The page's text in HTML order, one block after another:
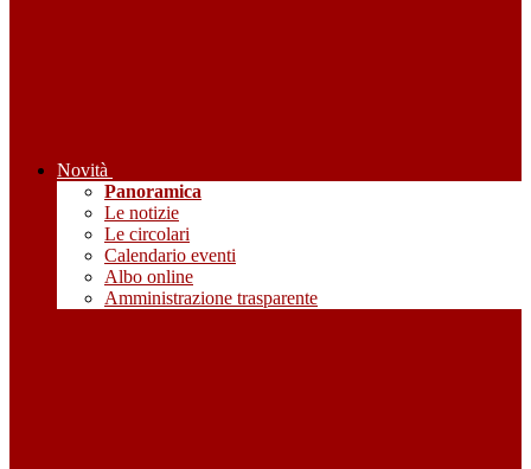
Novità
Panoramica
Le notizie
Le circolari
Calendario eventi
Albo online
Amministrazione trasparente